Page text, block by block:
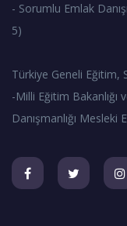
- Sorumlu Emlak
5)
Türkiye Geneli Eğitim,
-Milli Eğitim Bakanlığı
Danışmanlığı Mesleki